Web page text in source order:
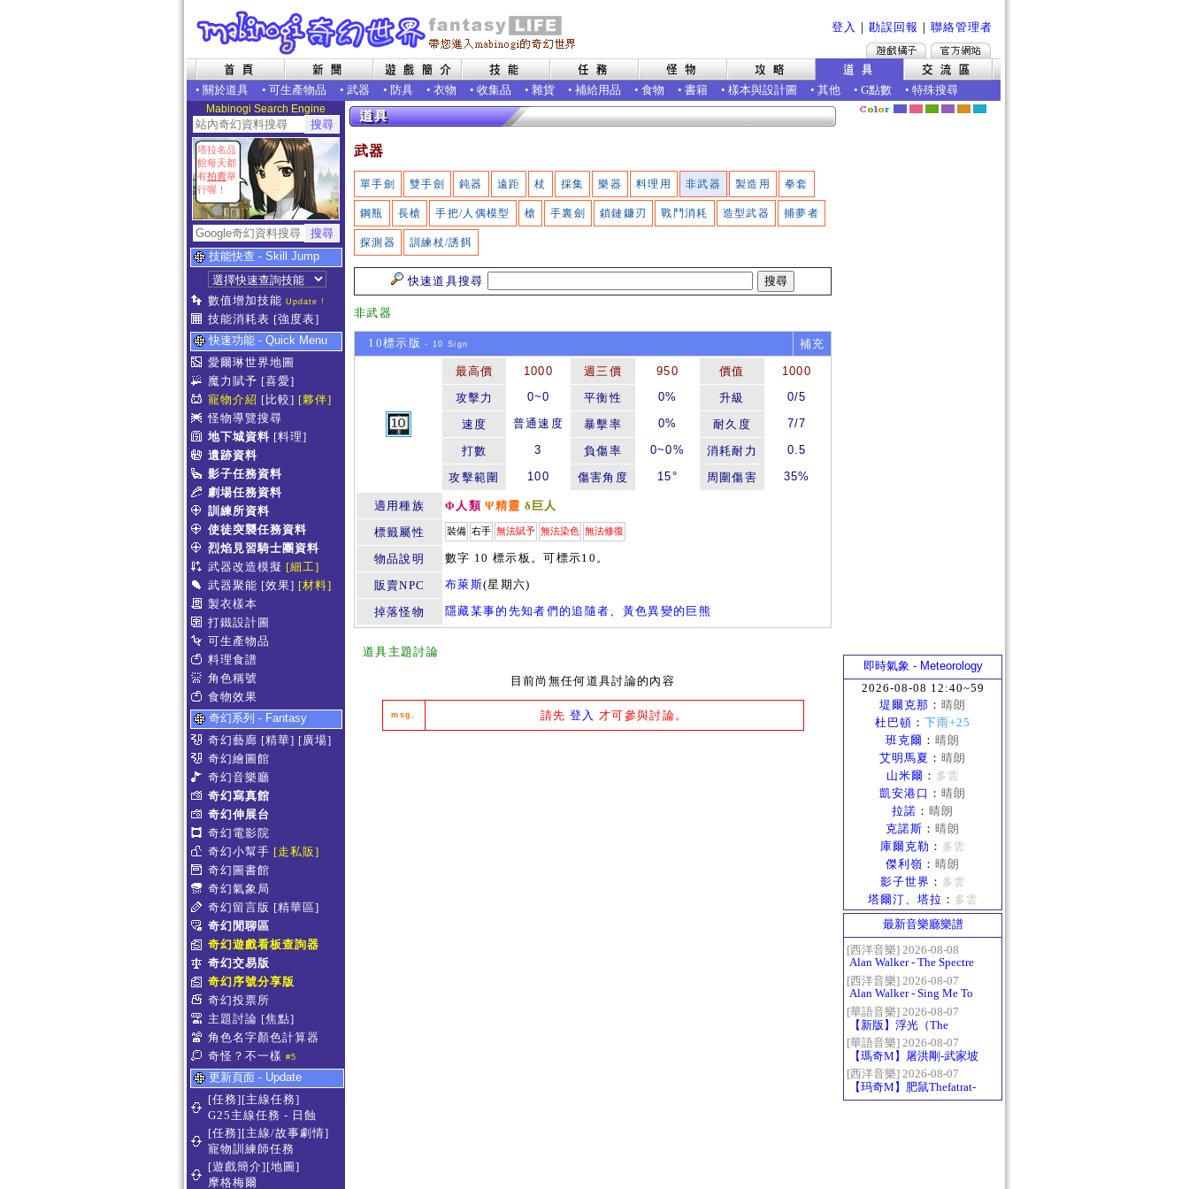
登入 ｜ 勘誤回報 ｜ 聯絡管理者
• 關於道具 • 可生產物品 • 武器 • 防具 • 衣物 • 收集品 • 雜貨 • 補給用品 • 食物 • 書籍 • 樣本與設計圖 • 其他 • G點數 • 特殊搜尋
Mabinogi Search Engine
塔拉名品
館每天都
有拍賣舉
行喔！
技能快查 - Skill Jump
數值增加技能 Update !
技能消耗表 [強度表]
快速功能 - Quick Menu
愛爾琳世界地圖
魔力賦予 [喜愛]
寵物介紹 [比較] [夥伴]
怪物導覽搜尋
地下城資料 [料理]
遺跡資料
影子任務資料
劇場任務資料
訓練所資料
使徒突襲任務資料
烈焰見習騎士團資料
武器改造模擬 [細工]
武器聚能 [效果] [材料]
製衣樣本
打鐵設計圖
可生產物品
料理食譜
角色稱號
食物效果
奇幻系列 - Fantasy
奇幻藝廊 [精華] [廣場]
奇幻繪圖館
奇幻音樂廳
奇幻寫真館
奇幻伸展台
奇幻電影院
奇幻小幫手 [走私販]
奇幻圖書館
奇幻氣象局
奇幻留言版 [精華區]
奇幻閒聊區
奇幻遊戲看板查詢器
奇幻交易版
奇幻序號分享版
奇幻投票所
主題討論 [焦點]
角色名字顏色計算器
奇怪？不一樣 #5
更新頁面 - Update
[任務][主線任務]
G25主線任務 - 日蝕
[任務][主線/故事劇情]
寵物訓練師任務
[遊戲簡介][地圖]
摩格梅爾
武器
單手劍 雙手劍 鈍器 遠距 杖 採集 樂器 料理用 非武器 製造用 拳套
鋼瓶 長槍 手把/人偶模型 槍 手裏劍 鎖鏈鐮刃 戰鬥消耗 造型武器 捕夢者
探測器 訓練杖/誘餌
快速道具搜尋
非武器
10標示版 - 10 Sign 補充
最高價 1000 週三價 950 價值
1000
攻擊力
0~0 平衡性 0% 升級 0/5
速度 普通速度 暴擊率 0% 耐久度 7/7
打數 3 負傷率 0~0% 消耗耐力 0.5
攻擊範圍 100 傷害角度 15° 周圍傷害 35%
適用種族 Φ人類 Ψ精靈 δ巨人
標籤屬性
裝備 右手 無法賦予 無法染色 無法修復
物品說明 數字 10 標示板。可標示10。
販賣NPC 布萊斯(星期六)
掉落怪物 隱藏某事的先知者們的追隨者、 黃色異變的巨熊
道具主題討論
目前尚無任何道具討論的內容
msg. 請先 登入 才可參與討論。
即時氣象 - Meteorology
2026-08-08 12:40~59
堤爾克那 ： 晴朗
杜巴頓 ： 下雨+25
班克爾 ： 晴朗
艾明馬夏 ： 晴朗
山米爾 ： 多雲
凱安港口 ： 晴朗
拉諾 ： 晴朗
克諾斯 ： 晴朗
庫爾克勒 ： 多雲
傑利嶺 ： 晴朗
影子世界 ： 多雲
塔爾汀、塔拉 ： 多雲
最新音樂廳樂譜
[西洋音樂] 2026-08-08
Alan Walker - The Spectre
[西洋音樂] 2026-08-07
Alan Walker - Sing Me To
Sleep
[華語音樂] 2026-08-07
【新版】浮光（The
History）：六和弦
[華語音樂] 2026-08-07
【瑪奇M】屠洪剛-武家坡
2021
[西洋音樂] 2026-08-07
【玛奇M】肥鼠Thefatrat-
Monody